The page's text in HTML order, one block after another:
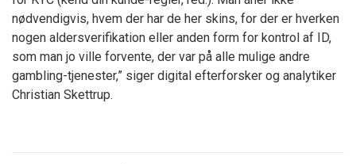
nødvendigvis, hvem der har de her skins, for der er hverken
nogen aldersverifikation eller anden form for kontrol af ID,
som man jo ville forvente, der var på alle mulige andre
gambling-tjenester,” siger digital efterforsker og analytiker
Christian Skettrup.